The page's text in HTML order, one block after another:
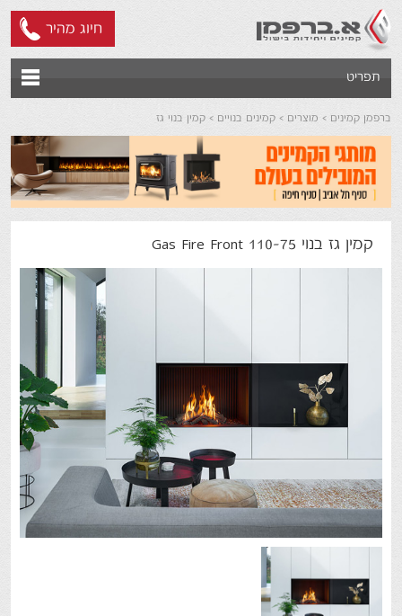
חיוג מהיר
תפריט
ברפמן קמינים מוצרים קמינים בנויים קמין בנוי גז
קמין גז בנוי Gas Fire Front 110-75